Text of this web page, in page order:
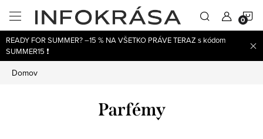
obsah
READY FOR SUMMER? –15 % NA VŠETKO PRÁVE TERAZ s kódom
SUMMER15 ❗
Domov
Parfémy